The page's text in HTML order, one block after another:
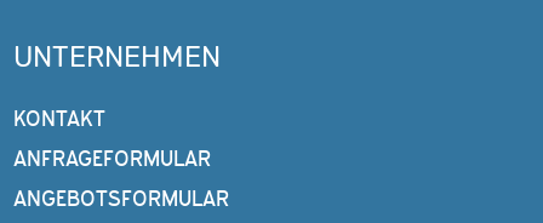
UNTERNEHMEN
KONTAKT
ANFRAGEFORMULAR
ANGEBOTSFORMULAR